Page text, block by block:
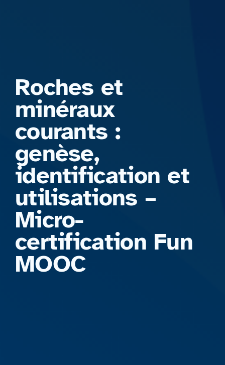
Roches et
minéraux
courants :
genèse,
identification et
utilisations –
Micro-
certification Fun
MOOC